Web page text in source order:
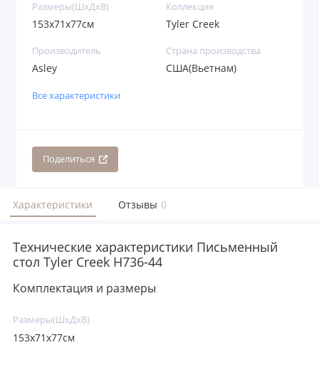
Размеры(ШхДхВ)
153х71х77см
Коллекция
Tyler Creek
Производитель
Asley
Страна производства
США(Вьетнам)
Все характеристики
Поделиться
Характеристики Отзывы 0
Технические характеристики Письменный
стол Tyler Creek H736-44
Комплектация и размеры
Размеры(ШхДхВ)
153х71х77см